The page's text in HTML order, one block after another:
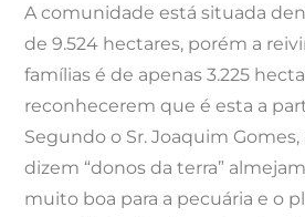
A comunidade está situada
de 9.524 hectares, porém a
famílias é de apenas 3.225
reconhecerem que é esta a
Segundo o Sr. Joaquim
dizem “donos da terra”
muito boa para a pecuária e o